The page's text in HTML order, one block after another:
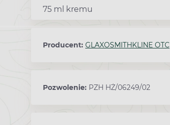
75 ml kremu
Producent: GLAXOSMITHKLINE OTC
Pozwolenie: PZH HŻ/06249/02